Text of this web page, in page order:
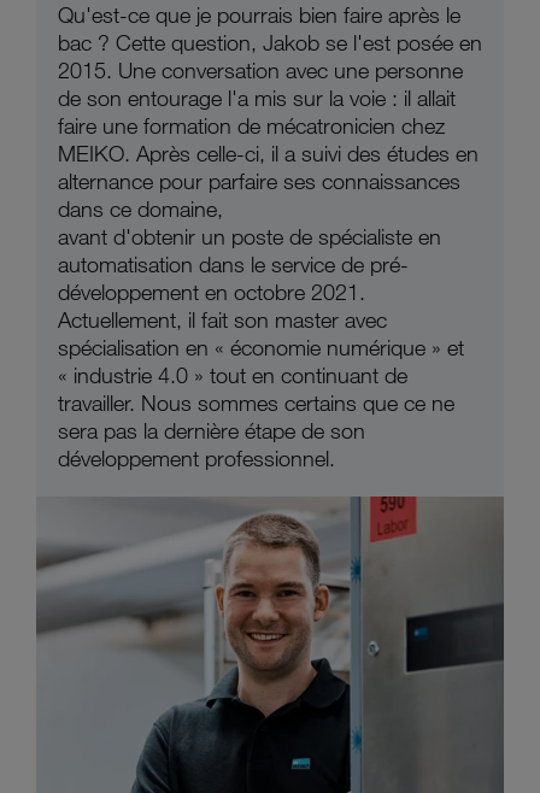
Qu'est-ce que je pourrais bien faire après le
bac ? Cette question, Jakob se l'est posée en
2015. Une conversation avec une personne
de son entourage l'a mis sur la voie : il allait
faire une formation de mécatronicien chez
MEIKO. Après celle-ci, il a suivi des études en
alternance pour parfaire ses connaissances
dans ce domaine,
avant d'obtenir un poste de spécialiste en
automatisation dans le service de pré-
développement en octobre 2021.
Actuellement, il fait son master avec
spécialisation en « économie numérique » et
« industrie 4.0 » tout en continuant de
travailler. Nous sommes certains que ce ne
sera pas la dernière étape de son
développement professionnel.